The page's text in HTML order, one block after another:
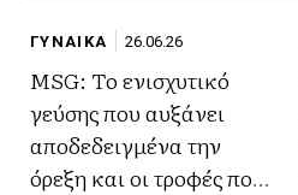
ΓΥΝΑΙΚΑ 26.06.26
MSG: Το ενισχυτικό
γεύσης που αυξάνει
αποδεδειγμένα την
όρεξη και οι τροφές που